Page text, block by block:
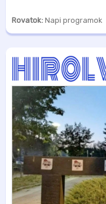
Rovatok: Napi programok